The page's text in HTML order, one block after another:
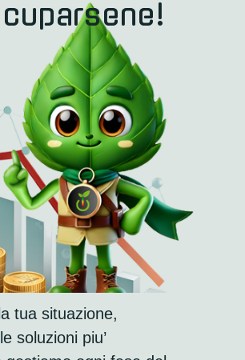
tua situazione,
soluzioni piu’